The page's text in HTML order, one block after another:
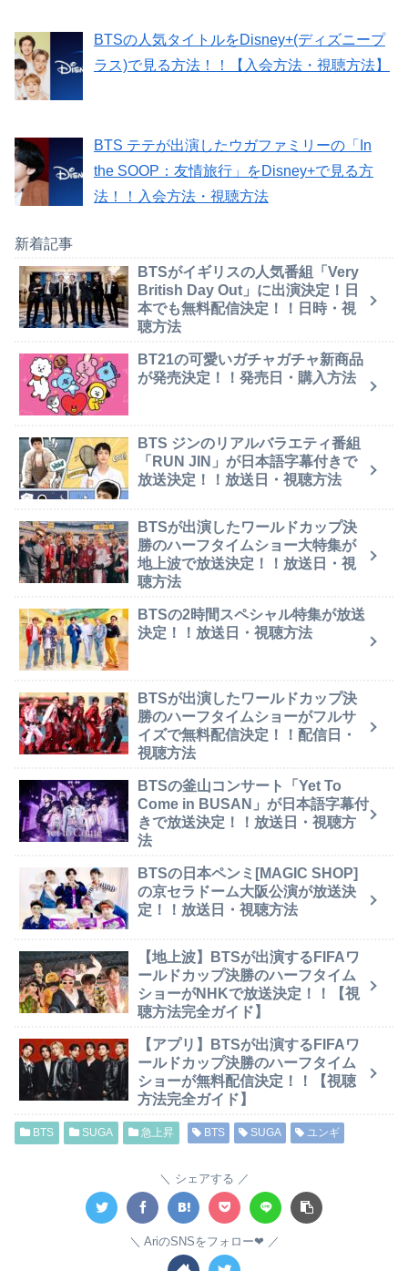
BTSの人気タイトルをDisney+(ディズニープ
ラス)で見る方法！！【入会方法・視聴方法】
BTS テテが出演したウガファミリーの「In
the SOOP：友情旅行」をDisney+で見る方
法！！入会方法・視聴方法
新着記事
BTSがイギリスの人気番組「Very
British Day Out」に出演決定！日
本でも無料配信決定！！日時・視
聴方法
BT21の可愛いガチャガチャ新商品
が発売決定！！発売日・購入方法
BTS ジンのリアルバラエティ番組
「RUN JIN」が日本語字幕付きで
放送決定！！放送日・視聴方法
BTSが出演したワールドカップ決
勝のハーフタイムショー大特集が
地上波で放送決定！！放送日・視
聴方法
BTSの2時間スペシャル特集が放送
決定！！放送日・視聴方法
BTSが出演したワールドカップ決
勝のハーフタイムショーがフルサ
イズで無料配信決定！！配信日・
視聴方法
BTSの釜山コンサート「Yet To
Come in BUSAN」が日本語字幕付
きで放送決定！！放送日・視聴方
法
BTSの日本ペンミ[MAGIC SHOP]
の京セラドーム大阪公演が放送決
定！！放送日・視聴方法
【地上波】BTSが出演するFIFAワ
ールドカップ決勝のハーフタイム
ショーがNHKで放送決定！！【視
聴方法完全ガイド】
【アプリ】BTSが出演するFIFAワ
ールドカップ決勝のハーフタイム
ショーが無料配信決定！！【視聴
方法完全ガイド】
BTS SUGA 急上昇 BTS SUGA ユンギ
シェアする
AriのSNSをフォロー❤︎